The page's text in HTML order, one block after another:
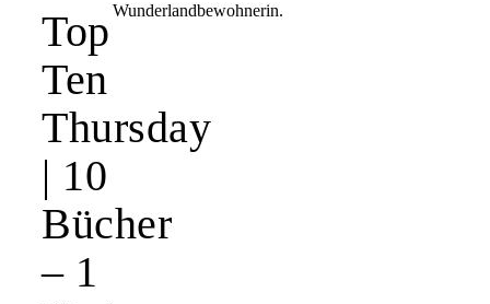
Top
Ten
Thursday
| 10
Bücher
– 1
Wunderlandbewohnerin.